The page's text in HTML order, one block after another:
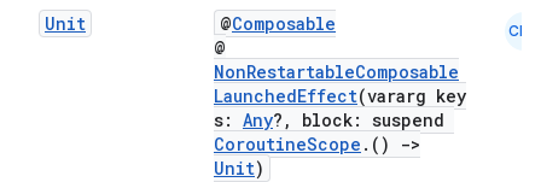
Unit @Composable
@
NonRestartableComposable
LaunchedEffect(vararg key
s: Any?, block: suspend
CoroutineScope .()
->
Unit)
CMN